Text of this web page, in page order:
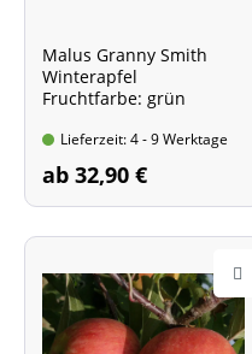
Malus Granny Smith
Winterapfel
Fruchtfarbe: grün
Lieferzeit: 4 - 9 Werktage
ab 32,90 €